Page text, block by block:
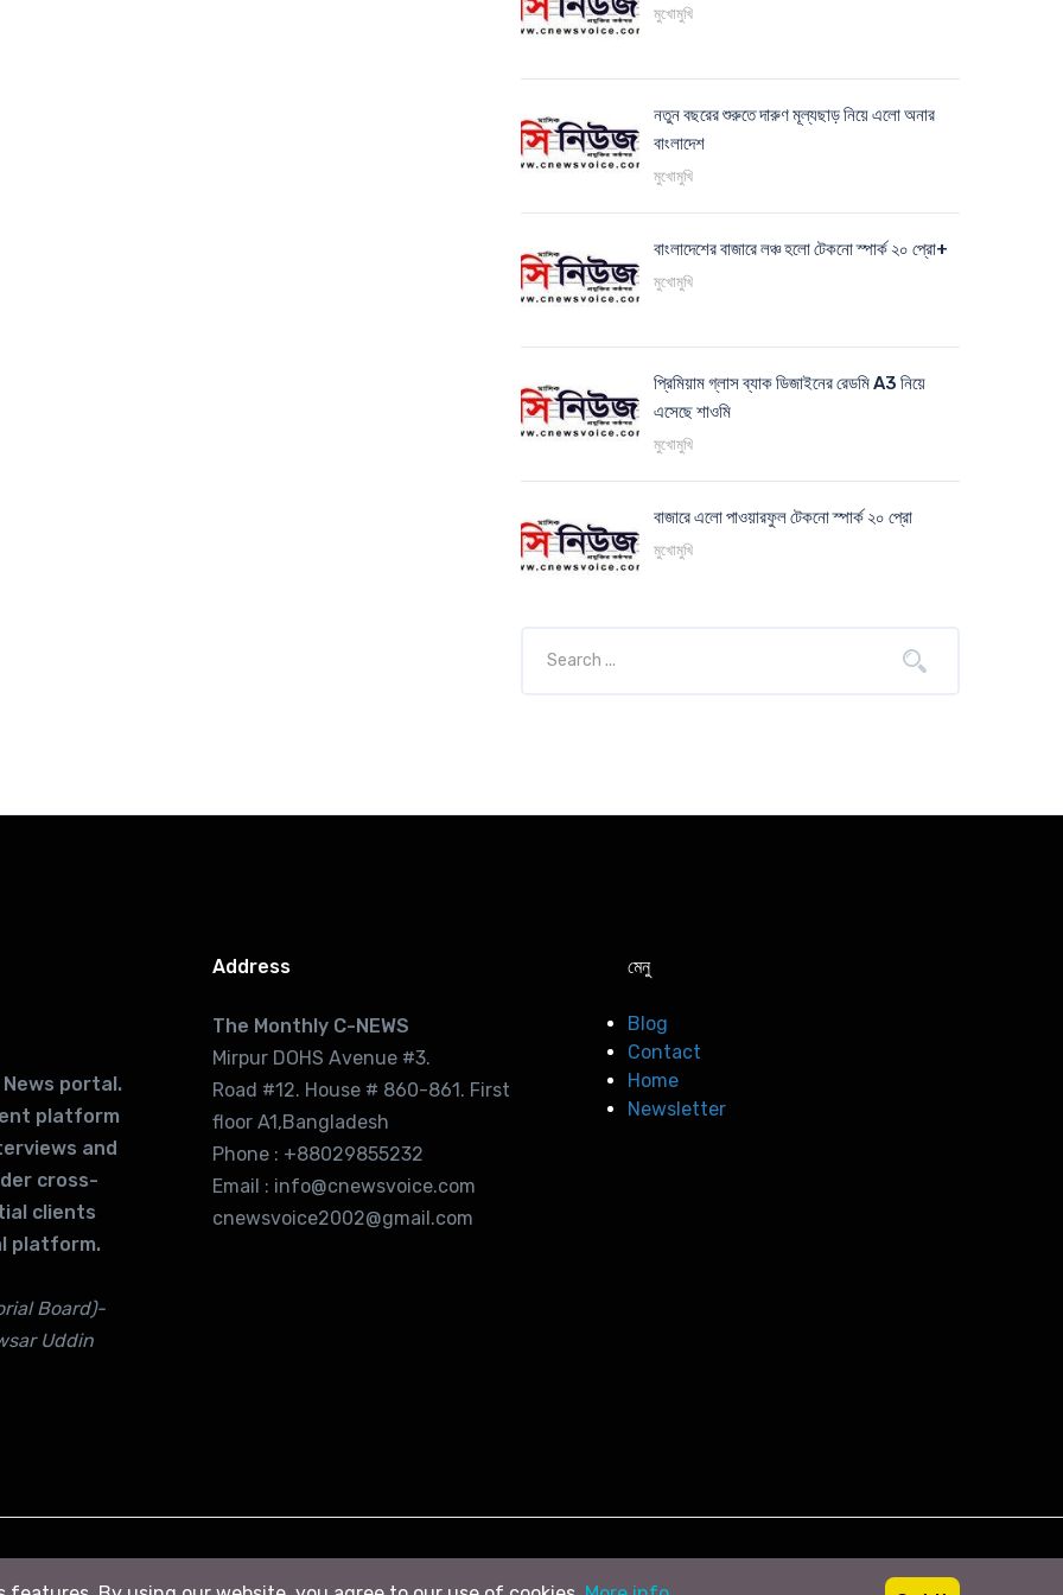
মুখোমুখি
নতুন বছরের শুরুতে দারুণ মূল্যছাড় নিয়ে এলো অনার
বাংলাদেশ
মুখোমুখি
বাংলাদেশের বাজারে লঞ্চ হলো টেকনো স্পার্ক ২০ প্রো+
মুখোমুখি
প্রিমিয়াম গ্লাস ব্যাক ডিজাইনের রেডমি A3 নিয়ে
এসেছে শাওমি
মুখোমুখি
বাজারে এলো পাওয়ারফুল টেকনো স্পার্ক ২০ প্রো
মুখোমুখি
portal.
platform
and
cross-
clients
platform.
Board)-
Uddin
Address
The Monthly C-NEWS
Mirpur DOHS Avenue #3.
Road #12. House # 860-861. First
floor A1,Bangladesh
Phone : +88029855232
Email : info@cnewsvoice.com
cnewsvoice2002@gmail.com
মেনু
Blog
Contact
Home
Newsletter